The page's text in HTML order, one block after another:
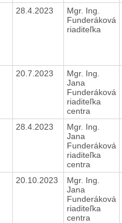
28.4.2023
Mgr. Ing.
Funderáková
riaditeľka
20.7.2023
Mgr. Ing.
Jana
Funderáková
riaditeľka
centra
28.4.2023
Mgr. Ing.
Jana
Funderáková
riaditeľka
centra
20.10.2023
Mgr. Ing.
Jana
Funderáková
riaditeľka
centra